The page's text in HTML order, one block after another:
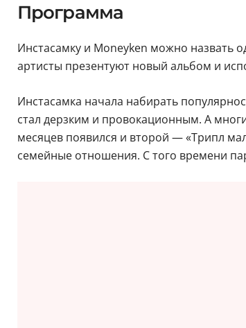
Программа
Инстасамку и Moneyken можно назвать
артисты презентуют новый альбом и
Инстасамка начала набирать
стал дерзким и провокационным. А
месяцев появился и второй — «Трипл
семейные отношения. С того времени